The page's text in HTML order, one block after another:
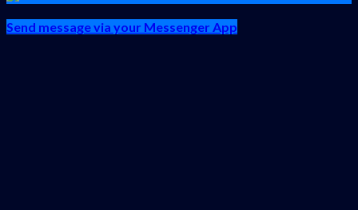
Send message via your Messenger App